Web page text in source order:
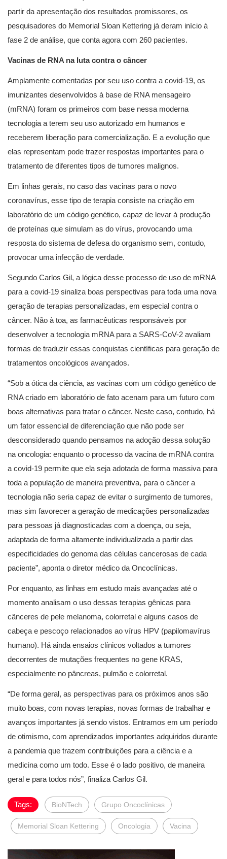
partir da apresentação dos resultados promissores, os
pesquisadores do Memorial Sloan Kettering já deram início à
fase 2 de análise, que conta agora com 260 pacientes.
Vacinas de RNA na luta contra o câncer
Amplamente comentadas por seu uso contra a covid-19, os
imunizantes desenvolvidos à base de RNA mensageiro
(mRNA) foram os primeiros com base nessa moderna
tecnologia a terem seu uso autorizado em humanos e
receberem liberação para comercialização. E a evolução que
elas representam pode trazer respostas importantes para o
tratamento de diferentes tipos de tumores malignos.
Em linhas gerais, no caso das vacinas para o novo
coronavírus, esse tipo de terapia consiste na criação em
laboratório de um código genético, capaz de levar à produção
de proteínas que simulam as do vírus, provocando uma
resposta do sistema de defesa do organismo sem, contudo,
provocar uma infecção de verdade.
Segundo Carlos Gil, a lógica desse processo de uso de mRNA
para a covid-19 sinaliza boas perspectivas para toda uma nova
geração de terapias personalizadas, em especial contra o
câncer. Não à toa, as farmacêuticas responsáveis por
desenvolver a tecnologia mRNA para a SARS-CoV-2 avaliam
formas de traduzir essas conquistas científicas para geração de
tratamentos oncológicos avançados.
“Sob a ótica da ciência, as vacinas com um código genético de
RNA criado em laboratório de fato acenam para um futuro com
boas alternativas para tratar o câncer. Neste caso, contudo, há
um fator essencial de diferenciação que não pode ser
desconsiderado quando pensamos na adoção dessa solução
na oncologia: enquanto o processo da vacina de mRNA contra
a covid-19 permite que ela seja adotada de forma massiva para
toda a população de maneira preventiva, para o câncer a
tecnologia não seria capaz de evitar o surgimento de tumores,
mas sim favorecer a geração de medicações personalizadas
para pessoas já diagnosticadas com a doença, ou seja,
adaptada de forma altamente individualizada a partir das
especificidades do genoma das células cancerosas de cada
paciente”, aponta o diretor médico da Oncoclínicas.
Por enquanto, as linhas em estudo mais avançadas até o
momento analisam o uso dessas terapias gênicas para
cânceres de pele melanoma, colorretal e alguns casos de
cabeça e pescoço relacionados ao vírus HPV (papilomavírus
humano). Há ainda ensaios clínicos voltados a tumores
decorrentes de mutações frequentes no gene KRAS,
especialmente no pâncreas, pulmão e colorretal.
“De forma geral, as perspectivas para os próximos anos são
muito boas, com novas terapias, novas formas de trabalhar e
avanços importantes já sendo vistos. Entramos em um período
de otimismo, com aprendizados importantes adquiridos durante
a pandemia que trazem contribuições para a ciência e a
medicina como um todo. Esse é o lado positivo, de maneira
geral e para todos nós”, finaliza Carlos Gil.
Tags: BioNTech Grupo Oncoclínicas
Memorial Sloan Kettering Oncologia Vacina